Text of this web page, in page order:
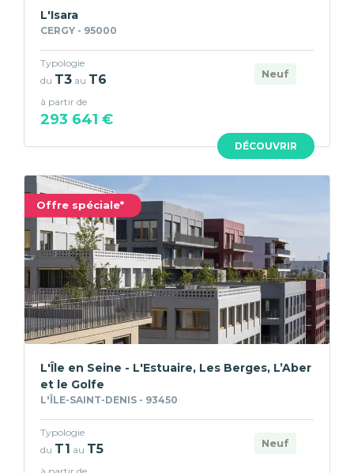
DÉCOUVRIR
L'Isara
CERGY - 95000
Neuf
Typologie
du T3 au T6
à partir de
293 641 €
Offre spéciale*
L'Île en Seine - L'Estuaire, Les Berges, L’Aber
et le Golfe
L'ÎLE-SAINT-DENIS - 93450
Neuf
Typologie
du T1 au T5